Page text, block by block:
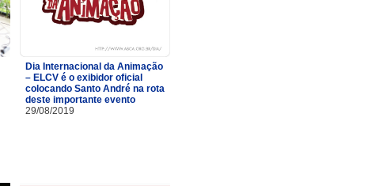
Dia Internacional da Animação
– ELCV é o exibidor oficial
colocando Santo André na rota
deste importante evento
29/08/2019